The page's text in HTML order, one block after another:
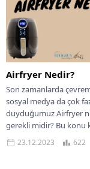
Airfryer Nedir?
Son zamanlarda
sosyal medya da çok
duyduğumuz Airfryer
gerekli midir? Bu konu
merak...
23.12.2023 622